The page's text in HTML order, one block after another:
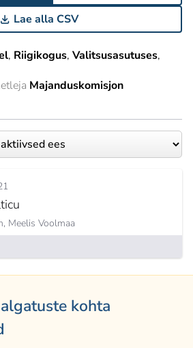
Lae alla CSV
Riigikogus Valitsusasutuses
Majanduskomisjon
Meelis Voolmaa
kohta